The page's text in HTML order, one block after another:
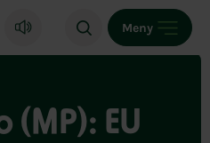
Meny
(MP): EU